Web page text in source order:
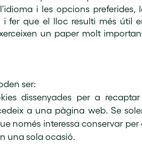
i les opcions preferides,
fer que el lloc resulti més útil
un paper molt
ser:
dissenyades per a
a una pàgina web. Se
només interessa conservar per
una sola ocasió.